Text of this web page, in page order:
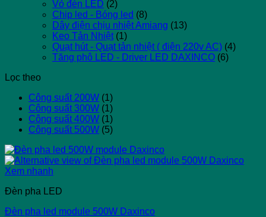
Vỏ đèn LED (2)
Chip led - Bóng led (8)
Dây điện chịu nhiệt Amiang (13)
Keo Tản Nhiệt (1)
Quạt hút - Quạt tản nhiệt ( điện 220v AC) (4)
Tăng phô LED - Driver LED DAXINCO (6)
Lọc theo
Công suất 200W (1)
Công suất 300W (1)
Công suất 400W (1)
Công suất 500W (5)
Xem nhanh
Đèn pha LED
Đèn pha led module 500W Daxinco